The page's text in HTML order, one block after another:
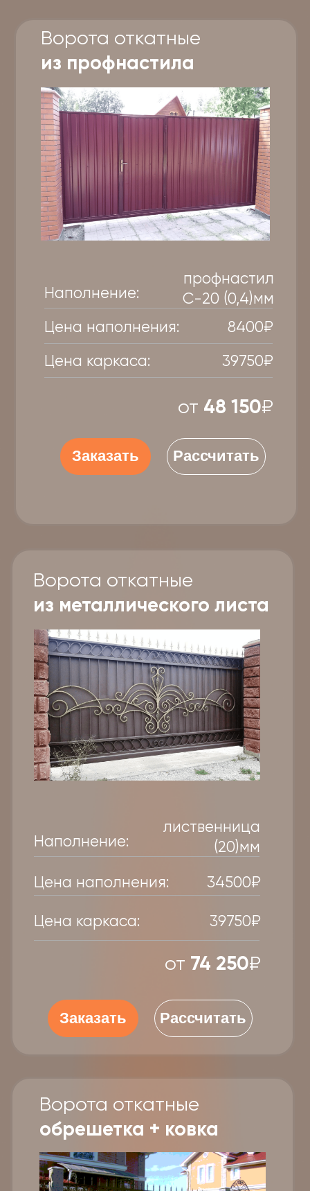
Ворота откатные
из 3D-сетки
Заказать
от56 050₽
Рассчитать
Наполнение:
3D-сетка (4)мм
Цена наполнения: 16300₽
Ворота откатные
из сендвич-панелей
Заказать
от 185 500
Рассчитать
Цена каркаса: 45000₽
Наполнение:
(40)мм
Цена наполнения:
90000₽
от74 650
Цена каркаса: 39750₽
Ворота откатные
обрешетка + ковка
ковка
Цена наполнения: 34900₽